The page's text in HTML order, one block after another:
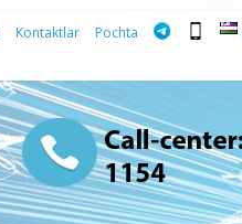
Kontaktlar Pochta